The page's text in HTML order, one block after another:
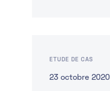
ETUDE DE CAS
23 octobre 2020